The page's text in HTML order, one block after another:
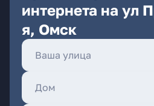
интернета на ул
я, Омск